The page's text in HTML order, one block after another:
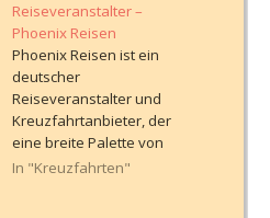
Reiseveranstalter –
Phoenix Reisen
Phoenix Reisen ist ein
deutscher
Reiseveranstalter und
Kreuzfahrtanbieter, der
eine breite Palette von
Reiseerlebnissen für
In "Kreuzfahrten"